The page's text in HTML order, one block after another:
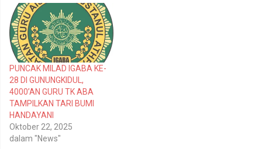
(
M
e
m
b
u
k
a
d
i
j
e
n
d
e
l
a
y
a
o
k
(
M
e
m
b
u
k
a
d
j
e
e
l
PUNCAK MILAD IGABA KE-
28 DI GUNUNGKIDUL,
4000’AN GURU TK ABA
TAMPILKAN TARI BUMI
HANDAYANI
Oktober 22, 2025
dalam "News"